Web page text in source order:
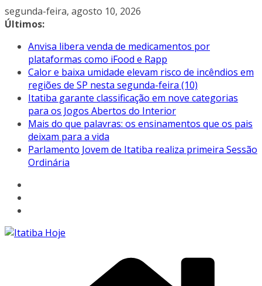
Pular
para
conteúdo
segunda-feira, agosto 10, 2026
Últimos:
Anvisa libera venda de medicamentos por
plataformas como iFood e Rapp
Calor e baixa umidade elevam risco de incêndios em
regiões de SP nesta segunda-feira (10)
Itatiba garante classificação em nove categorias
para os Jogos Abertos do Interior
Mais do que palavras: os ensinamentos que os pais
deixam para a vida
Parlamento Jovem de Itatiba realiza primeira Sessão
Ordinária